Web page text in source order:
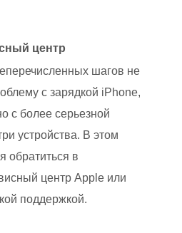
центр
шагов не
с зарядкой iPhone,
с более серьезной
устройства. В этом
обратиться в
центр Apple или
поддержкой.